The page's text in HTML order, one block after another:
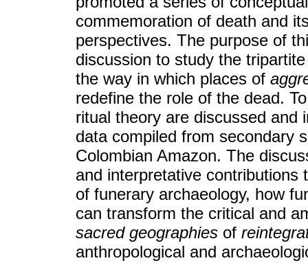
commemoration of death and
perspectives. The purpose of
discussion to study the
the way in which places of
redefine the role of the dead.
ritual theory are discussed and
data compiled from secondary
Colombian Amazon. The
and interpretative contributions
of funerary archaeology, how
can transform the critical and
sacred geographies of
anthropological and